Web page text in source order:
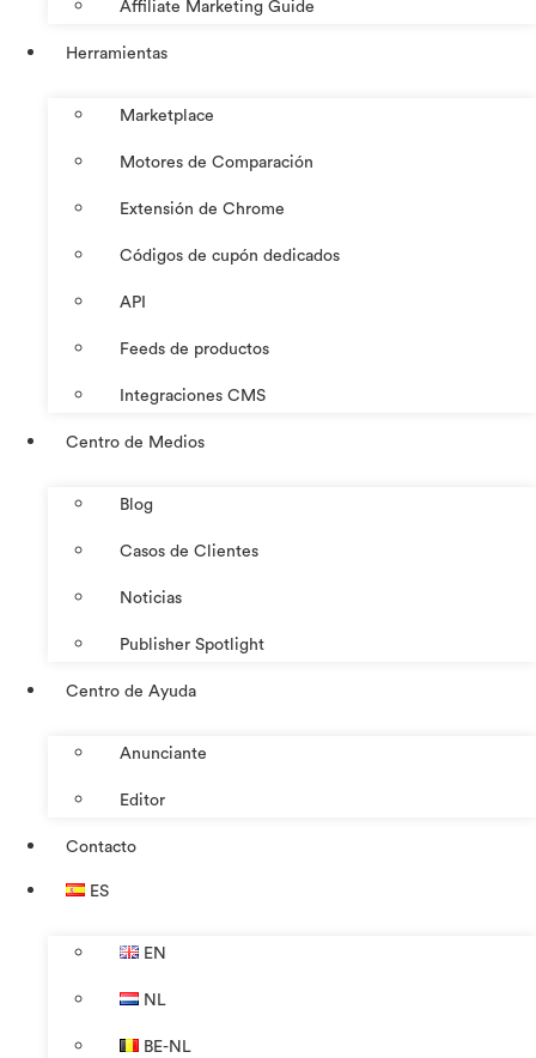
Affiliate Marketing Guide
Herramientas
Marketplace
Motores de Comparación
Extensión de Chrome
Códigos de cupón dedicados
API
Feeds de productos
Integraciones CMS
Centro de Medios
Blog
Casos de Clientes
Noticias
Publisher Spotlight
Centro de Ayuda
Anunciante
Editor
Contacto
ES
EN
NL
BE-NL